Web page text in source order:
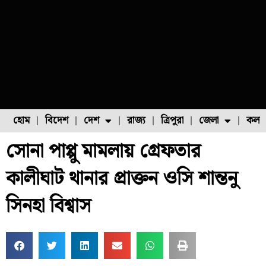
হোম বিদেশ দেশ
ফুল চাষ ফল চাষ মাছ চাষ
রাজ্য ত্রিপুরা জেলা
সোনা পাপ্পু মামলায় গ্রেফতার
কালীঘাট থানার প্রাক্তন ওসি শান্তনু
সিনহা বিশ্বাস